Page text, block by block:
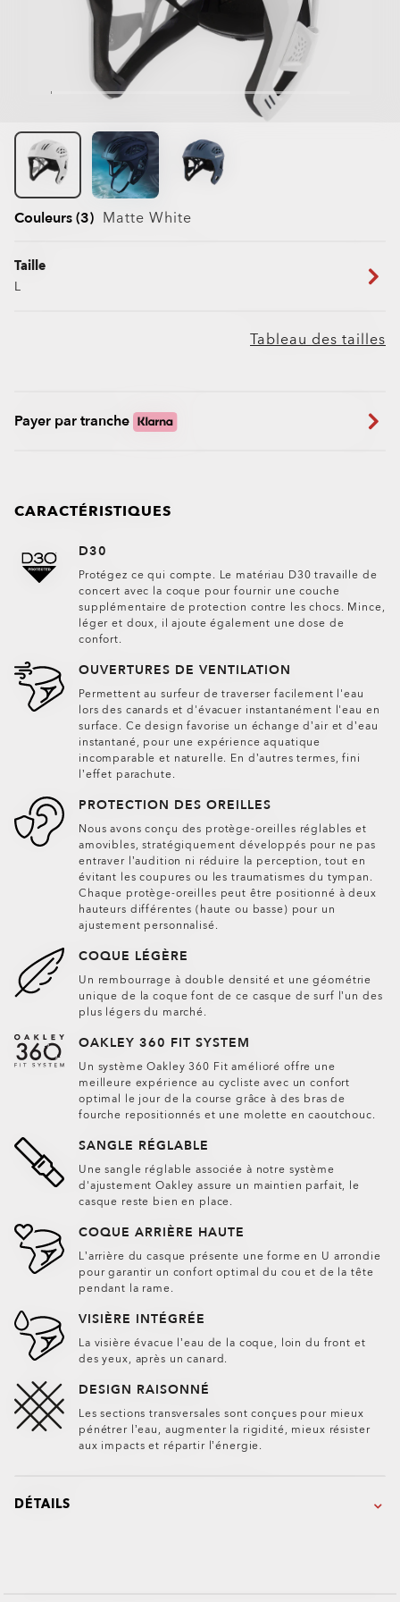
Couleurs (3) Matte White
Taille
L
Tableau des tailles
Payer par tranche
CARACTÉRISTIQUES
D30
Protégez ce qui compte. Le matériau D30 travaille de
concert avec la coque pour fournir une couche
supplémentaire de protection contre les chocs. Mince,
léger et doux, il ajoute également une dose de
confort.
OUVERTURES DE VENTILATION
Permettent au surfeur de traverser facilement l'eau
lors des canards et d'évacuer instantanément l'eau en
surface. Ce design favorise un échange d’air et d’eau
instantané, pour une expérience aquatique
incomparable et naturelle. En d’autres termes, fini
l’effet parachute.
PROTECTION DES OREILLES
Nous avons conçu des protège-oreilles réglables et
amovibles, stratégiquement développés pour ne pas
entraver l’audition ni réduire la perception, tout en
évitant les coupures ou les traumatismes du tympan.
Chaque protège-oreilles peut être positionné à deux
hauteurs différentes (haute ou basse) pour un
ajustement personnalisé.
COQUE LÉGÈRE
Un rembourrage à double densité et une géométrie
unique de la coque font de ce casque de surf l’un des
plus légers du marché.
OAKLEY 360 FIT SYSTEM
Un système Oakley 360 Fit amélioré offre une
meilleure expérience au cycliste avec un confort
optimal le jour de la course grâce à des bras de
fourche repositionnés et une molette en caoutchouc.
SANGLE RÉGLABLE
Une sangle réglable associée à notre système
d'ajustement Oakley assure un maintien parfait, le
casque reste bien en place.
COQUE ARRIÈRE HAUTE
L’arrière du casque présente une forme en U arrondie
pour garantir un confort optimal du cou et de la tête
pendant la rame.
VISIÈRE INTÉGRÉE
La visière évacue l’eau de la coque, loin du front et
des yeux, après un canard.
DESIGN RAISONNÉ
Les sections transversales sont conçues pour mieux
pénétrer l’eau, augmenter la rigidité, mieux résister
aux impacts et répartir l’énergie.
DÉTAILS